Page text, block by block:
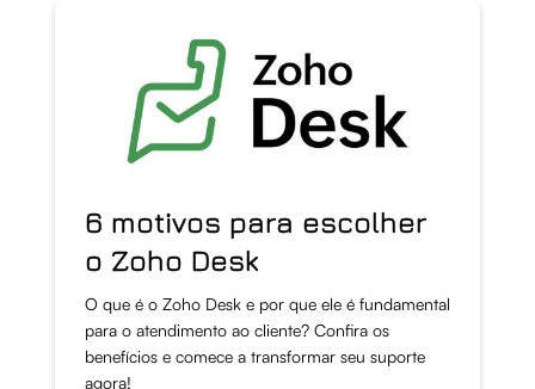
6 motivos para escolher
o Zoho Desk
O que é o Zoho Desk e por que ele é fundamental
para o atendimento ao cliente? Confira os
benefícios e comece a transformar seu suporte
agora!